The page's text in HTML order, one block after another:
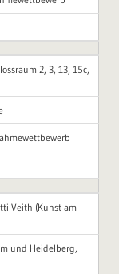
2, 3, 13, 15c,
Veith (Kunst am
und Heidelberg,